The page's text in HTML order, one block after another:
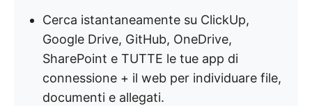
Cerca istantaneamente su ClickUp,
Google Drive, GitHub, OneDrive,
SharePoint e TUTTE le tue app di
connessione + il web per individuare file,
documenti e allegati.